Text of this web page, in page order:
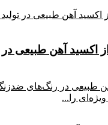
اکسید آهن طبیعی
طبیعی در رنگ‌های
را...